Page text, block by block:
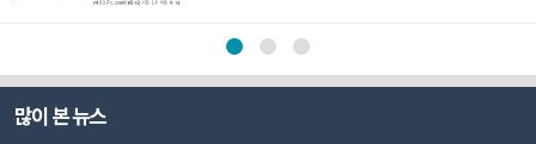
주 고ROE+저PER+저PBR 1위를 차지했으며,
DSR(155660), 태경비케이(014580), 제일연마
(001560)가 뒤를 이었다.한창산업은 지난 1분기 매
많이 본 뉴스